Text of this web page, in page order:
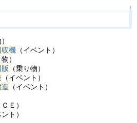
↑
収機 （イベント）
）
（乗り物）
（イベント）
（イベント）
ＣＥ）
ント）